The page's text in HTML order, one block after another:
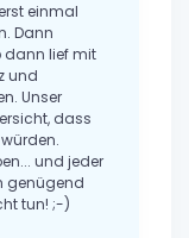
einmal
Dann
dann lief mit
und
Unser
dass
und jeder
genügend
tun! ;-)